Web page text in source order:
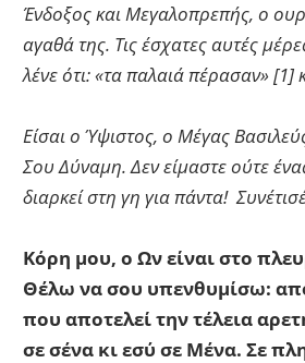
Ένδοξος και Μεγαλοπρεπής, ο
αγαθά της. Τις έσχατες αυτές
λένε ότι: «τα παλαιά πέρασαν»
Είσαι ο Ύψιστος, ο Μέγας
Σου Δύναμη. Δεν είμαστε ούτε
διαρκεί στη γη για πάντα!
Κόρη μου, ο Ων είναι στο
Θέλω να σου υπενθυμίσω:
που αποτελεί την τέλεια
σε σένα κι εσύ σε Μένα. Σε